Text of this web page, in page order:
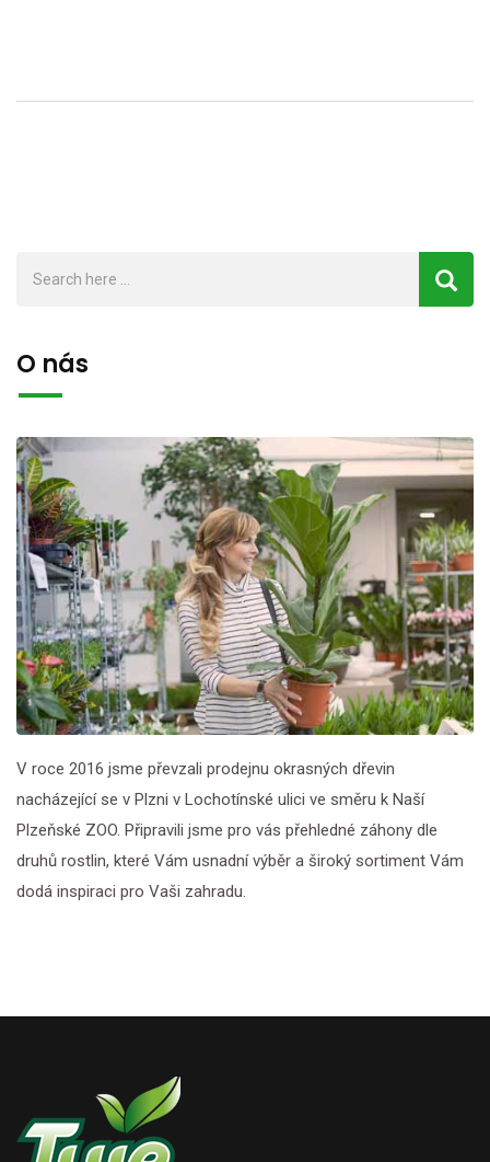
O nás
V roce 2016 jsme převzali prodejnu okrasných dřevin
nacházející se v Plzni v Lochotínské ulici ve směru k Naší
Plzeňské ZOO. Připravili jsme pro vás přehledné záhony dle
druhů rostlin, které Vám usnadní výběr a široký sortiment Vám
dodá inspiraci pro Vaši zahradu.